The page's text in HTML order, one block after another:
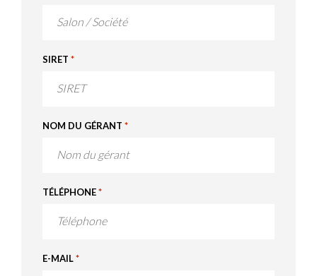
SIRET *
NOM DU GÉRANT *
TÉLÉPHONE *
E-MAIL *